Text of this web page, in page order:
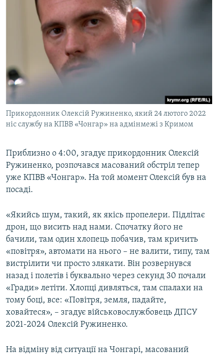
Прикордонник Олексій Ружиненко, який 24 лютого 2022
ніс службу на КПВВ «Чонгар» на адмінмежі з Кримом
Приблизно о 4:00, згадує прикордонник Олексій
Ружиненко, розпочався масований обстріл тепер
уже КПВВ «Чонгар». На той момент Олексій був на
посаді.
«Якийсь шум, такий, як якісь пропелери. Підлітає
дрон, що висить над нами. Спочатку його не
бачили, там один хлопець побачив, там кричить
«повітря», автомати на нього – не валити, типу, там
вистрілити чи просто злякати. Він розвернувся
назад і полетів і буквально через секунд 30 почали
«Гради» летіти. Хлопці дивляться, там спалахи на
тому боці, все: «Повітря, земля, падайте,
ховайтеся», – згадує військовослужбовець ДПСУ
2021-2024 Олексій Ружиненко.
На відміну від ситуації на Чонгарі, масований